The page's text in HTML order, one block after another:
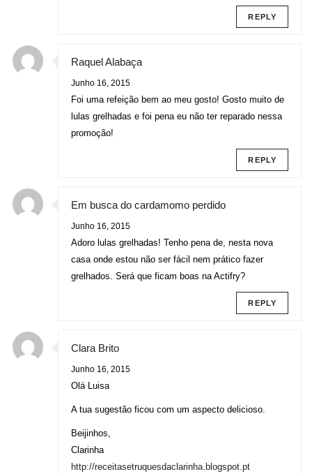
REPLY
Raquel Alabaça
Junho 16, 2015
Foi uma refeição bem ao meu gosto! Gosto muito de
lulas grelhadas e foi pena eu não ter reparado nessa
promoção!
REPLY
Em busca do cardamomo perdido
Junho 16, 2015
Adoro lulas grelhadas! Tenho pena de, nesta nova
casa onde estou não ser fácil nem prático fazer
grelhados. Será que ficam boas na Actifry?
REPLY
Clara Brito
Junho 16, 2015
Olá Luisa
A tua sugestão ficou com um aspecto delicioso.
Beijinhos,
Clarinha
http://receitasetruquesdaclarinha.blogspot.pt